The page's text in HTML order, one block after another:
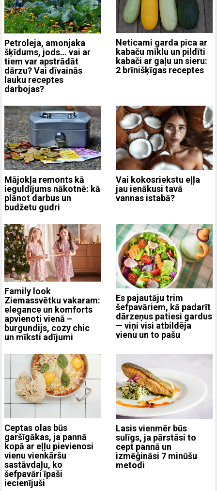
Petroleja, amonjaka
šķīdums, jods… vai ar
tiem var apstrādāt
dārzu? Vai dīvainās
lauku receptes
darbojas?
Neticami garda pica ar
kabaču mīklu un pildīti
kabači ar gaļu un sieru:
2 brīnišķīgas receptes
Mājokļa remonts kā
ieguldījums nākotnē: kā
plānot darbus un
budžetu gudri
Vai kokosriekstu eļļa
jau ienākusi tavā
vannas istabā?
Family look
Ziemassvētku vakaram:
elegance un komforts
apvienoti vienā –
burgundijs, cozy chic
un mīksti adījumi
Es pajautāju trim
šefpavāriem, kā padarīt
dārzeņus patiesi gardus
— viņi visi atbildēja
vienu un to pašu
Ceptas olas būs
garšīgākas, ja pannā
kopā ar eļļu pievienosi
vienu vienkāršu
sastāvdaļu, ko
šefpavāri īpaši
iecienījuši
Lasis vienmēr būs
sulīgs, ja pārstāsi to
cept pannā un
izmēģināsi 7 minūšu
metodi